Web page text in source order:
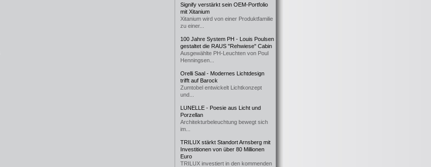
Signify verstärkt sein OEM-Portfolio
mit Xitanium
Xitanium wird von einer Produktfamilie
zu einer...
100 Jahre System PH - Louis Poulsen
gestaltet die RAUS "Rehwiese" Cabin
Ausgewählte PH-Leuchten von Poul
Henningsen...
Orelli Saal - Modernes Lichtdesign
trifft auf Barock
Zumtobel entwickelt Lichtkonzept
und...
LUNELLE - Poesie aus Licht und
Porzellan
Architekturbeleuchtung bewegt sich
im...
TRILUX stärkt Standort Arnsberg mit
Investitionen von über 80 Millionen
Euro
TRILUX investiert in den kommenden